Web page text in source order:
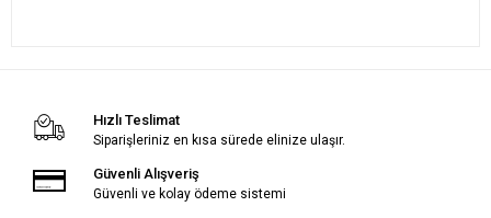
Hızlı Teslimat
Siparişleriniz en kısa sürede elinize ulaşır.
Güvenli Alışveriş
Güvenli ve kolay ödeme sistemi